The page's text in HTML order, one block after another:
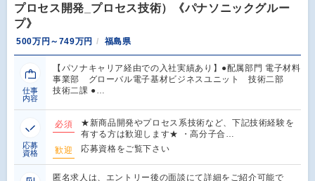
プロセス開発_プロセス技術）《パナソニックグルー
プ》
500万円～749万円 福島県
仕事
内容
【パソナキャリア経由での入社実績あり】●配属部門 電子材料
事業部 グローバル電子基材ビジネスユニット 技術二部
技術二課 ●…
応募
資格
必須
★新商品開発やプロセス系技術など、下記技術経験を
有する方は歓迎します★ ・高分子合…
歓迎
応募資格をご覧下さい
匿名求人は、エントリー後の面談にて詳細をご紹介可能で